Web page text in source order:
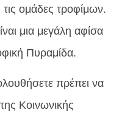
τις ομάδες τροφίμων.
μια μεγάλη αφίσα
Πυραμίδα.
πρέπει να
Κοινωνικής